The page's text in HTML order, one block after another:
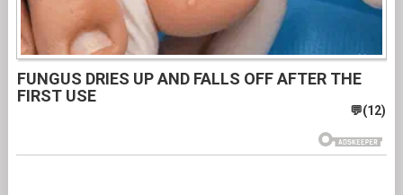
FUNGUS DRIES UP AND FALLS OFF AFTER THE
FIRST USE